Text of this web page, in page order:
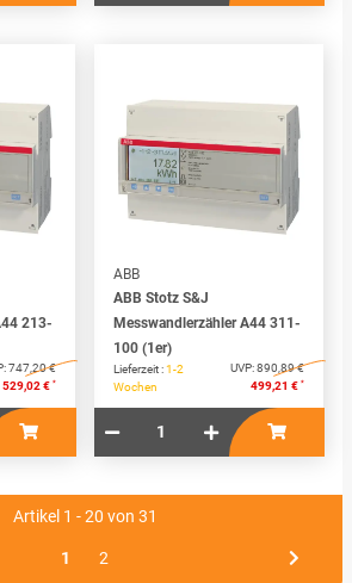
213-
747,20 €
529,02 € *
ABB
ABB Stotz S&J
Messwandlerzähler A44 311-
100 (1er)
Lieferzeit :1-2
Wochen
UVP:890,89 €
499,21 € *
Artikel 1 - 20 von 31
1 2